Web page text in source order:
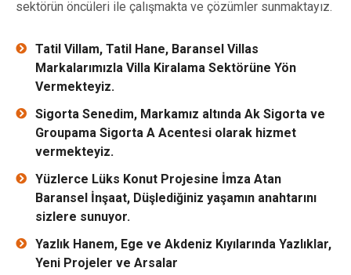
sektörün öncüleri ile çalışmakta ve çözümler sunmaktayız.
Tatil Villam, Tatil Hane, Baransel Villas
Markalarımızla Villa Kiralama Sektörüne Yön
Vermekteyiz.
Sigorta Senedim, Markamız altında Ak Sigorta ve
Groupama Sigorta A Acentesi olarak hizmet
vermekteyiz.
Yüzlerce Lüks Konut Projesine İmza Atan
Baransel İnşaat, Düşlediğiniz yaşamın anahtarını
sizlere sunuyor.
Yazlık Hanem, Ege ve Akdeniz Kıyılarında Yazlıklar,
Yeni Projeler ve Arsalar